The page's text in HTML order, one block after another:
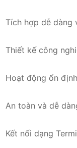
Tích hợp dễ dàng
Thiết kế công
Hoạt động ổn
An toàn và dễ
Kết nối dạng